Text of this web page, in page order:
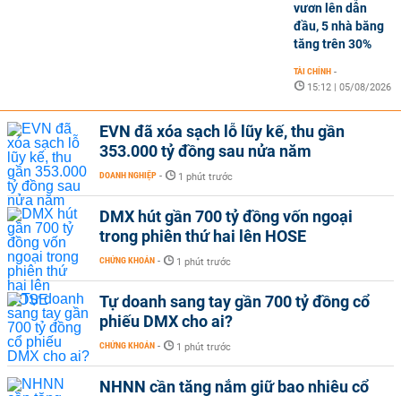
vươn lên dẫn
đầu, 5 nhà băng
tăng trên 30%
TÀI CHÍNH -
15:12 | 05/08/2026
EVN đã xóa sạch lỗ lũy kế, thu gần
353.000 tỷ đồng sau nửa năm
DOANH NGHIỆP - 1 phút trước
DMX hút gần 700 tỷ đồng vốn ngoại
trong phiên thứ hai lên HOSE
CHỨNG KHOÁN - 1 phút trước
Tự doanh sang tay gần 700 tỷ đồng cổ
phiếu DMX cho ai?
CHỨNG KHOÁN - 1 phút trước
NHNN cần tăng nắm giữ bao nhiêu cổ